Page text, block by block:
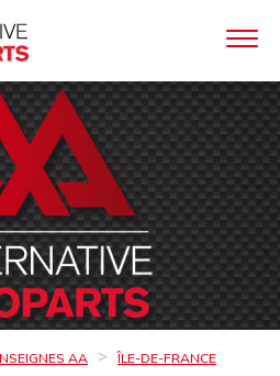
AA
ÎLE-DE-FRANCE